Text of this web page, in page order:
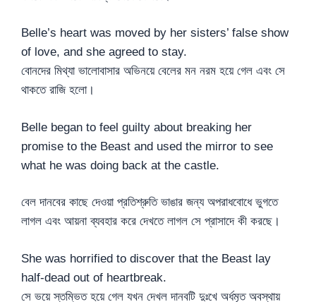
Belle’s heart was moved by her sisters’ false show
of love, and she agreed to stay.
বোনদের মিথ্যা ভালোবাসার অভিনয়ে বেলের মন নরম হয়ে গেল এবং সে
থাকতে রাজি হলো।
Belle began to feel guilty about breaking her
promise to the Beast and used the mirror to see
what he was doing back at the castle.
বেল দানবের কাছে দেওয়া প্রতিশ্রুতি ভাঙার জন্য অপরাধবোধে ভুগতে
লাগল এবং আয়না ব্যবহার করে দেখতে লাগল সে প্রাসাদে কী করছে।
She was horrified to discover that the Beast lay
half-dead out of heartbreak.
সে ভয়ে স্তম্ভিত হয়ে গেল যখন দেখল দানবটি দুঃখে অর্ধমৃত অবস্থায়